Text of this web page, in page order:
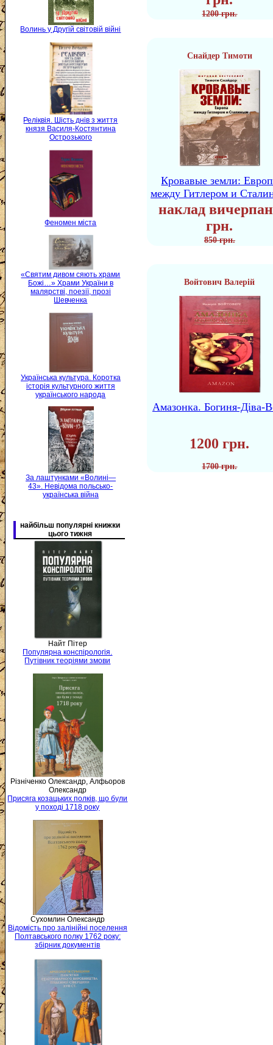
Волинь у Другій світовій війні
Реліквія. Шість днів з життя
князя Василя-Костянтина
Острозького
Феномен міста
«Святим дивом сяють храми
Божі…» Храми України в
малярстві, поезії, прозі
Шевченка
Українська культура. Коротка
історія культурного життя
українського народа
За лаштунками «Волині—
43». Невідома польсько-
українська війна
найбільш популярні книжки
цього тижня
Найт Пітер
Популярна конспірологія.
Путівник теоріями змови
Різніченко Олександр, Алфьоров
Олександр
Присяга козацьких полків, що були
у поході 1718 року
Сухомлин Олександр
Відомість про залінійні поселення
Полтавського полку 1762 року:
збірник документів
1200 грн.
Снайдер Тимоти
Кровавые земли:
между Гитлером и
наклад
грн.
850 грн.
Войтович Валерій
Амазонка. Богиня-Діва-
1200 грн.
1700 грн.